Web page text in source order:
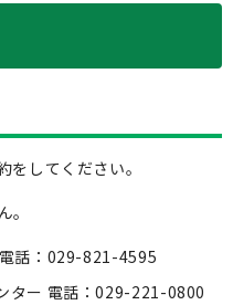
してください。
電話：029-821-4595
ター 電話：029-221-0800